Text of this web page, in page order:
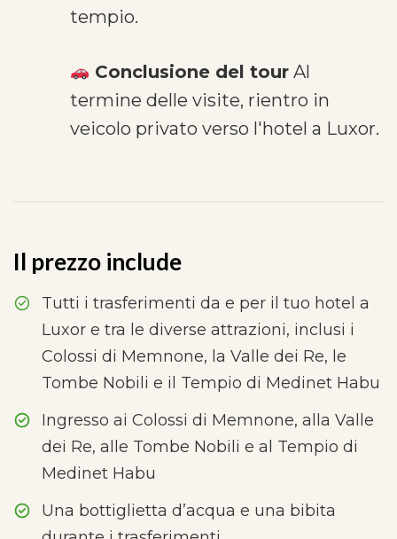
tempio.
Conclusione del tourAl
termine delle visite, rientro in
veicolo privato verso l'hotel a Luxor.
Il prezzo include
Tutti i trasferimenti da e per il tuo hotel a
Luxor e tra le diverse attrazioni, inclusi i
Colossi di Memnone, la Valle dei Re, le
Tombe Nobili e il Tempio di Medinet Habu
Ingresso ai Colossi di Memnone, alla Valle
dei Re, alle Tombe Nobili e al Tempio di
Medinet Habu
Una bottiglietta d’acqua e una bibita